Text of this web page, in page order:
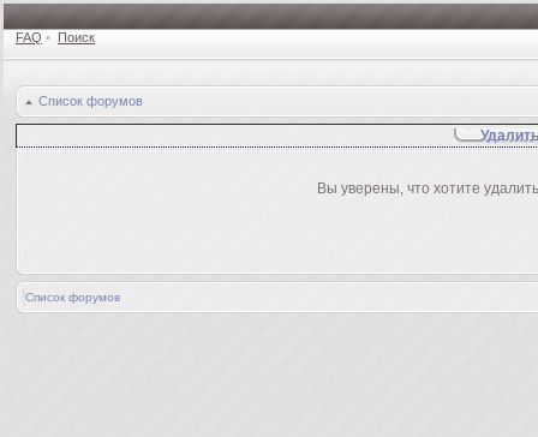
FAQ • Поиск
Список форумов
Вы уверены, что хотите
Список форумов